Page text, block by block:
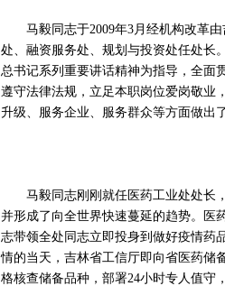
马毅同志于2009年3月经机构改革由
处、融资服务处、规划与投资处任处长
总书记系列重要讲话精神为指导，全面
遵守法律法规，立足本职岗位爱岗敬业
升级、服务企业、服务群众等方面做出
马毅同志刚刚就任医药工业处处长，
并形成了向全世界快速蔓延的趋势。医
志带领全处同志立即投身到做好疫情药
情的当天，吉林省工信厅即向省医药储
格核查储备品种，部署24小时专人值守